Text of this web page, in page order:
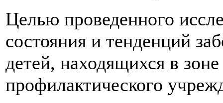
Целью проведенного
состояния и тенденций
детей, находящихся в
профилактического